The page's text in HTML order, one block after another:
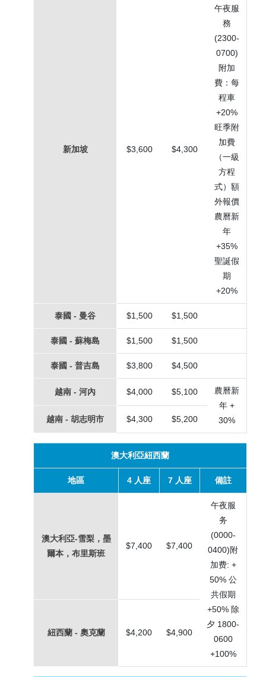
新加坡 $3,600 $4,300
午夜服
務
(2300-
0700)
附加
費：每
程車
+20%
旺季附
加費
（一級
方程
式）額
外報價
農曆新
年
+35%
聖誕假
期
+20%
泰國 - 曼谷 $1,500 $1,500
泰國 - 蘇梅島 $1,500 $1,500
泰國 - 普吉島 $3,800 $4,500
越南 - 河內 $4,000 $5,100
農曆新
年 +
30%
越南 - 胡志明市 $4,300 $5,200
澳大利亞紐西蘭
地區 4 人座 7 人座 備註
澳大利亞-雪梨，墨
爾本，布里斯班
$7,400 $7,400
午夜服
务
(0000-
0400)附
加费: +
50% 公
共假期
+50% 除
夕 1800-
0600
+100%
紐西蘭 - 奧克蘭 $4,200 $4,900